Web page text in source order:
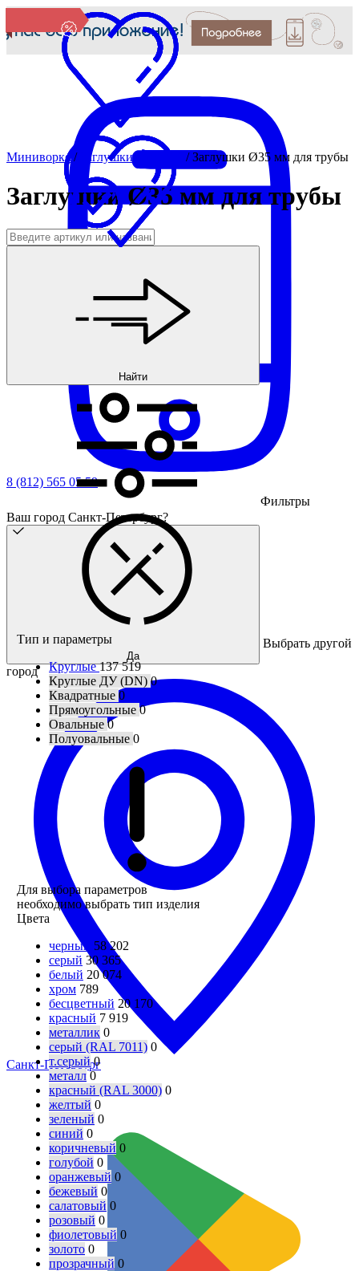
8 (812) 565 05 59
Ваш город Санкт-Петербург?
Да
Выбрать другой
город
Санкт-Петербург
Миниворкс / Заглушки для труб /Заглушки Ø35 мм для трубы
Заглушки Ø35 мм для трубы
Найти
Фильтры
Тип и параметры
Круглые137 519
Круглые ДУ (DN) 0
Квадратные 0
Прямоугольные 0
Овальные 0
Полуовальные 0
Для выбора параметров
необходимо выбрать тип изделия
Цвета
черный
58 202
серый 30 365
белый 20 074
хром 789
бесцветный 20 170
красный 7 919
металлик 0
серый (RAL 7011) 0
т.серый 0
металл 0
красный (RAL 3000) 0
желтый 0
зеленый 0
синий 0
коричневый 0
голубой 0
оранжевый 0
бежевый 0
салатовый 0
розовый 0
фиолетовый 0
золото 0
прозрачный 0